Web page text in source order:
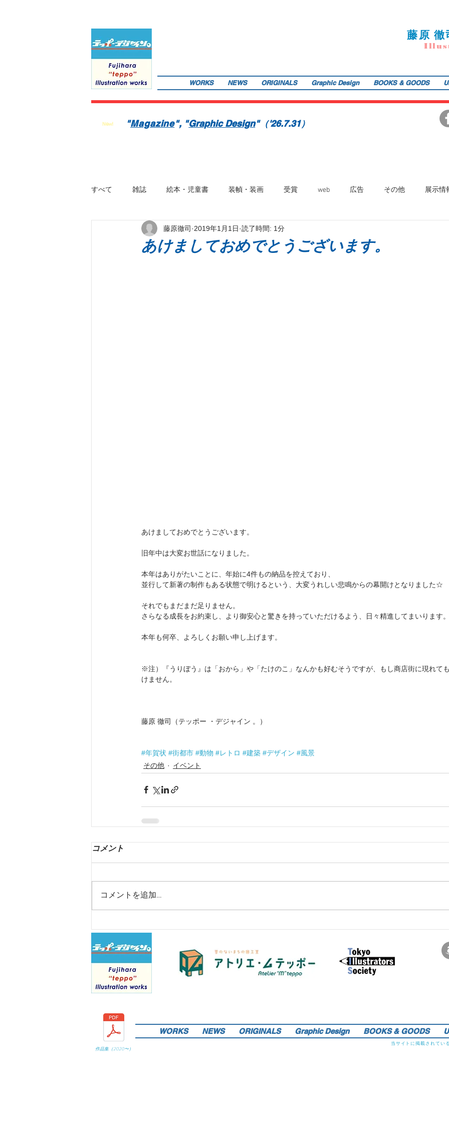
藤原 徹
Illus
WORKS NEWS ORIGINALS Graphic Design BOOKS & GOODS
New! "Magazine", "Graphic Design"（'26.7.31）
すべて 雑誌 絵本・児童書 装幀・装画 受賞 web 広告 その他 展示情
プレス情報 パッケージ
あけましておめでとうございます。
藤原徹司 2019年1月1日 読了時間: 1分
あけましておめでとうございます。
旧年中は大変お世話になりました。
本年はありがたいことに、年始に4件もの納品を控えており、
並行して新著の制作もある状態で明けるという、大変うれしい悲鳴からの幕開けとなりました☆
それでもまだまだ足りません。
さらなる成長をお約束し、より御安心と驚きを持っていただけるよう、日々精進してまいります。
本年も何卒、よろしくお願い申し上げます。
※注）『うりぼう』は「おから」や「たけのこ」なんかも好むそうですが、もし商店街に現れて
けません。
藤原 徹司（テッポー ・デジャイン 。）
#年賀状 #街都市 #動物 #レトロ #建築 #デザイン #風景
その他
イベント
コメント
コメントを追加…
作品集（2020〜）
WORKS NEWS ORIGINALS Graphic Design BOOKS & GOODS
当サイトに掲載されてい